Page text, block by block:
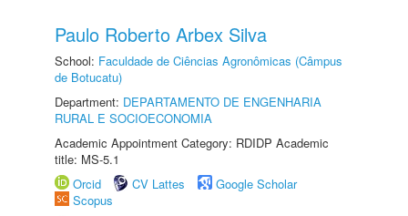
Paulo Roberto Arbex Silva
School: Faculdade de Ciências Agronômicas (Câmpus
de Botucatu)
Department: DEPARTAMENTO DE ENGENHARIA
RURAL E SOCIOECONOMIA
Academic Appointment Category: RDIDP Academic
title: MS-5.1
Orcid
CV Lattes
Google Scholar
Scopus